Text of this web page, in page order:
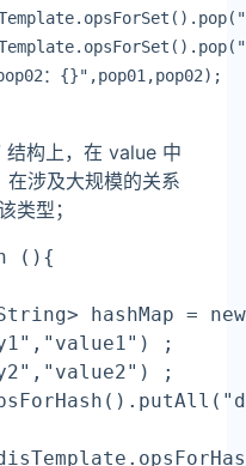
：{}" ,pop01,pop02);
结构上，在 value 中
在涉及大规模的关系
类型；
(){
hashMap = new
, "value1" ) ;
, "value2" ) ;